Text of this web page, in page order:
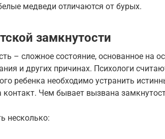
медведи отличаются от бурых.
замкнутости
– сложное состояние, основанное на
и других причинах. Психологи
ребенка необходимо устранить
контакт. Чем бывает вызвана
несколько: